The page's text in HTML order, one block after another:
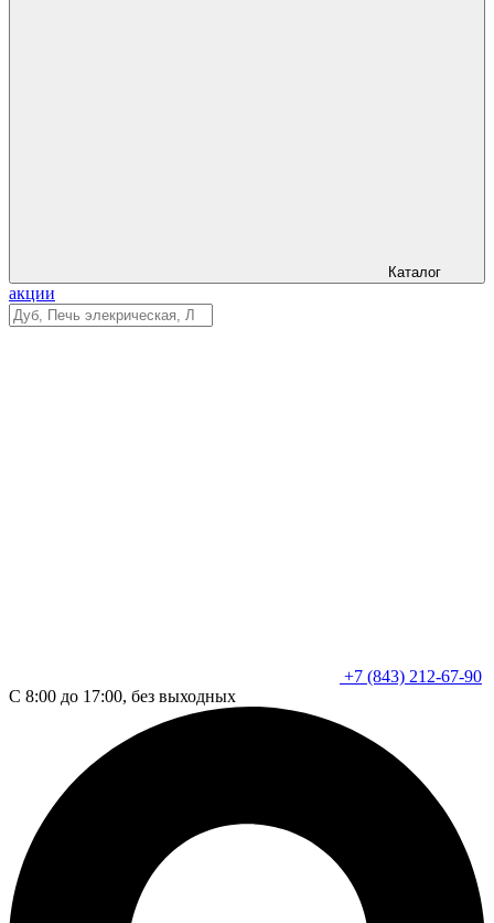
Каталог
акции
+7 (843) 212-67-90
С 8:00 до 17:00, без выходных